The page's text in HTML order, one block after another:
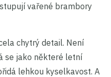
vařené brambory
chytrý detail. Není
se jako některé letní
lehkou kyselkavost. A